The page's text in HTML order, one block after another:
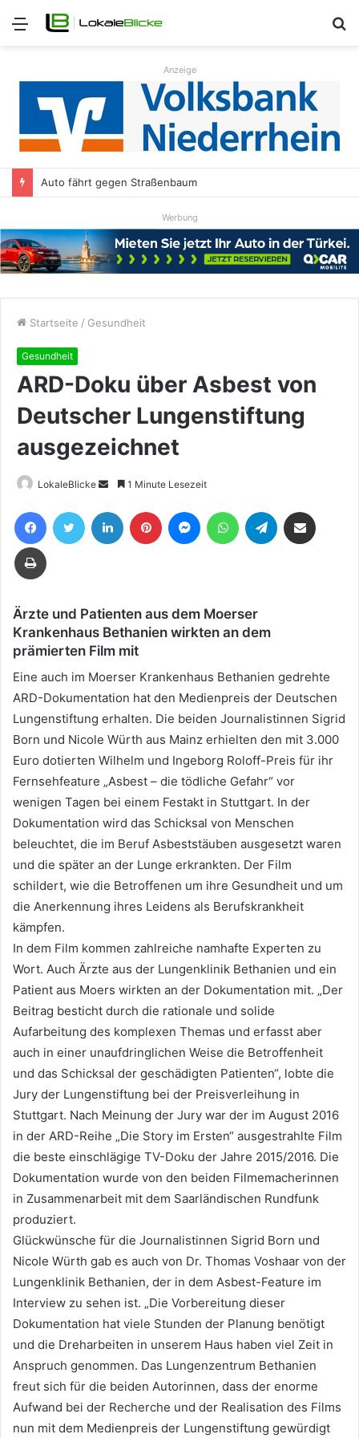
Menü
Anzeige
Auto fährt gegen Straßenbaum
Werbung
Startseite / Gesundheit
Gesundheit
ARD-Doku über Asbest von
Deutscher Lungenstiftung
ausgezeichnet
LokaleBlicke
Sende
eine
E-
1 Minute Lesezeit
FacebookTwitter LinkedIn Pinterest MessengerWhatsAppTelegram
Drucken
Ärzte und Patienten aus dem Moerser
Krankenhaus Bethanien wirkten an dem
prämierten Film mit
Eine auch im Moerser Krankenhaus Bethanien gedrehte
ARD-Dokumentation hat den Medienpreis der Deutschen
Lungenstiftung erhalten. Die beiden Journalistinnen Sigrid
Born und Nicole Würth aus Mainz erhielten den mit 3.000
Euro dotierten Wilhelm und Ingeborg Roloff-Preis für ihr
Fernsehfeature „Asbest – die tödliche Gefahr“ vor
wenigen Tagen bei einem Festakt in Stuttgart. In der
Dokumentation wird das Schicksal von Menschen
beleuchtet, die im Beruf Asbeststäuben ausgesetzt waren
und die später an der Lunge erkrankten. Der Film
schildert, wie die Betroffenen um ihre Gesundheit und um
die Anerkennung ihres Leidens als Berufskrankheit
kämpfen.
In dem Film kommen zahlreiche namhafte Experten zu
Wort. Auch Ärzte aus der Lungenklinik Bethanien und ein
Patient aus Moers wirkten an der Dokumentation mit. „Der
Beitrag besticht durch die rationale und solide
Aufarbeitung des komplexen Themas und erfasst aber
auch in einer unaufdringlichen Weise die Betroffenheit
und das Schicksal der geschädigten Patienten“, lobte die
Jury der Lungenstiftung bei der Preisverleihung in
Stuttgart. Nach Meinung der Jury war der im August 2016
in der ARD-Reihe „Die Story im Ersten“ ausgestrahlte Film
die beste einschlägige TV-Doku der Jahre 2015/2016. Die
Dokumentation wurde von den beiden Filmemacherinnen
in Zusammenarbeit mit dem Saarländischen Rundfunk
produziert.
Glückwünsche für die Journalistinnen Sigrid Born und
Nicole Würth gab es auch von Dr. Thomas Voshaar von der
Lungenklinik Bethanien, der in dem Asbest-Feature im
Interview zu sehen ist. „Die Vorbereitung dieser
Dokumentation hat viele Stunden der Planung benötigt
und die Dreharbeiten in unserem Haus haben viel Zeit in
Anspruch genommen. Das Lungenzentrum Bethanien
freut sich für die beiden Autorinnen, dass der enorme
Aufwand bei der Recherche und der Realisation des Films
nun mit dem Medienpreis der Lungenstiftung gewürdigt